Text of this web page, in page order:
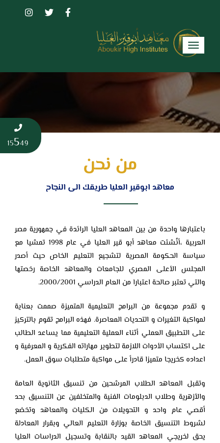
15549
Toggle
navigation
من نحن
معاهد ابوقير العليا طريقك الى النجاح
باعتبارها واحدة من بين المعاهد العليا الرائدة في جمهورية مصر
العربية ،أنُشئت معاهد ‏أبو قير العليا في عام 1998 تمشيا مع
سياسة الحكومة المصرية لتشجيع التعليم الخاص ‏حيث أصدر
المجلس الأعلى المصري للجامعات والمعاهد الخاصة رخصتها
والتي ‏تعتبر صالحة اعتبارا من العام الدراسي 2000/2001.‏
و تقدم مجموعة من البرامج التعليمية المتميزة صممت بعناية
لمواكبة التغيرات و ‏التحديات المعاصرة. فهذه البرامج تقوم بالتركيز
على التطبيق العملي أثناء العملية ‏التعليمية مما يساعد الطالب
على اكتساب الأدوات اللازمة لتطوير مهاراته الفكرية و ‏المعرفية و
اعداده كخريجا متميزا قادرأ على مواكبة متطلبات سوق العمل.
وتقبل المعاهد الطلاب المرشحين من تنسيق الثانوية العامة
والأزهرية وطلاب الدبلومات الفنية والمتخلفين عن التنسيق بحد
أقصي عام واحد و التحويلات من الكليات والمعاهد وتخضع
لشروط التنسيق الخاصة بوزارة التعليم العالي وبقرار المعادلة
يحق لخريجي المعاهد القيد بالنقابة وتسجيل الدراسات العليا